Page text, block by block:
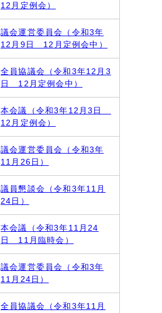
12月定例会）
議会運営委員会（令和3年
12月9日 12月定例会中）
全員協議会（令和3年12月3
日 12月定例会中）
本会議（令和3年12月3日
12月定例会）
議会運営委員会（令和3年
11月26日）
議員懇談会（令和3年11月
24日）
本会議（令和3年11月24
日 11月臨時会）
議会運営委員会（令和3年
11月24日）
全員協議会（令和3年11月